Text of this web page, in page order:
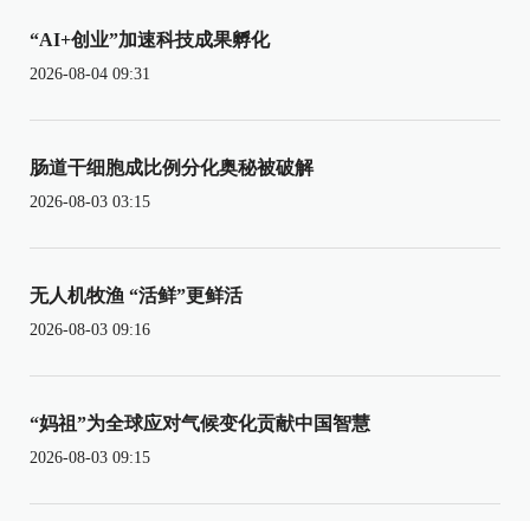
“AI+创业”加速科技成果孵化
2026-08-04 09:31
肠道干细胞成比例分化奥秘被破解
2026-08-03 03:15
无人机牧渔 “活鲜”更鲜活
2026-08-03 09:16
“妈祖”为全球应对气候变化贡献中国智慧
2026-08-03 09:15